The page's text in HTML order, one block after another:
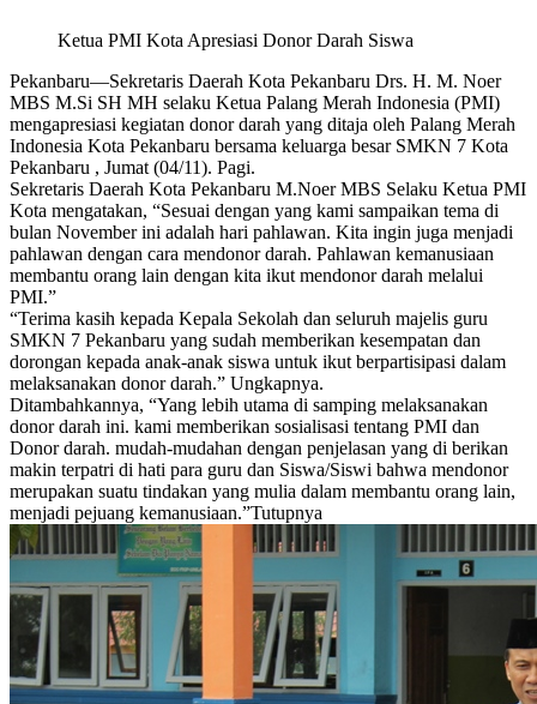
Ketua PMI Kota Apresiasi Donor Darah Siswa
Pekanbaru—Sekretaris Daerah Kota Pekanbaru Drs. H. M. Noer
MBS M.Si SH MH selaku Ketua Palang Merah Indonesia (PMI)
mengapresiasi kegiatan donor darah yang ditaja oleh Palang Merah
Indonesia Kota Pekanbaru bersama keluarga besar SMKN 7 Kota
Pekanbaru , Jumat (04/11). Pagi.
Sekretaris Daerah Kota Pekanbaru M.Noer MBS Selaku Ketua PMI
Kota mengatakan, “Sesuai dengan yang kami sampaikan tema di
bulan November ini adalah hari pahlawan. Kita ingin juga menjadi
pahlawan dengan cara mendonor darah. Pahlawan kemanusiaan
membantu orang lain dengan kita ikut mendonor darah melalui
PMI.”
“Terima kasih kepada Kepala Sekolah dan seluruh majelis guru
SMKN 7 Pekanbaru yang sudah memberikan kesempatan dan
dorongan kepada anak-anak siswa untuk ikut berpartisipasi dalam
melaksanakan donor darah.” Ungkapnya.
Ditambahkannya, “Yang lebih utama di samping melaksanakan
donor darah ini. kami memberikan sosialisasi tentang PMI dan
Donor darah. mudah-mudahan dengan penjelasan yang di berikan
makin terpatri di hati para guru dan Siswa/Siswi bahwa mendonor
merupakan suatu tindakan yang mulia dalam membantu orang lain,
menjadi pejuang kemanusiaan.”Tutupnya